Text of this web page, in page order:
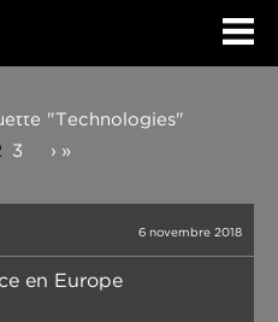
"Technologies"
3 › »
6 novembre 2018
en Europe